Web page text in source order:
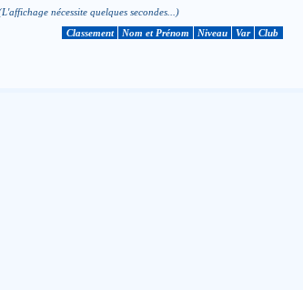
nécessite quelques secondes...)
Classement
Nom et Prénom Niveau Var Club